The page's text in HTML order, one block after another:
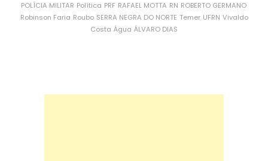
POLÍCIA MILITAR Política PRF RAFAEL MOTTA RN ROBERTO GERMANO
Robinson Faria Roubo SERRA NEGRA DO NORTE Temer UFRN Vivaldo
Costa Água ÁLVARO DIAS